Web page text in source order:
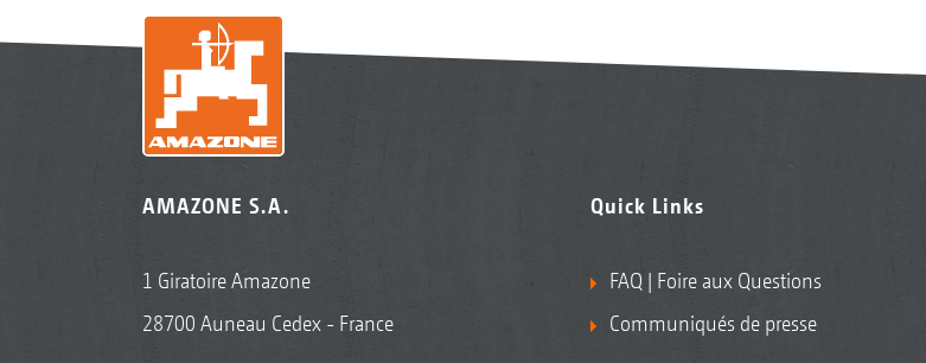
AMAZONE S.A.
1 Giratoire Amazone
28700 Auneau Cedex - France
Quick Links
FAQ | Foire aux Questions
Communiqués de presse